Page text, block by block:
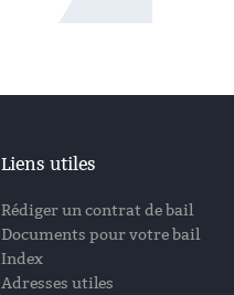
Liens utiles
Rédiger un contrat de bail
Documents pour votre bail
Index
Adresses utiles